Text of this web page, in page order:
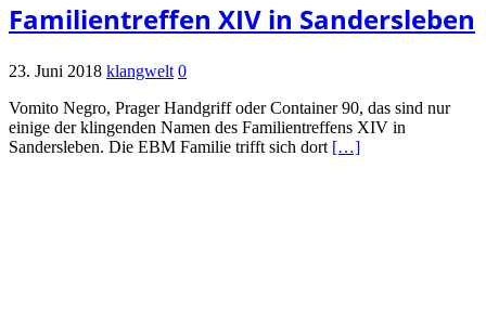
Familientreffen XIV in Sandersleben
23. Juni 2018 klangwelt 0
Vomito Negro, Prager Handgriff oder Container 90, das sind nur
einige der klingenden Namen des Familientreffens XIV in
Sandersleben. Die EBM Familie trifft sich dort […]